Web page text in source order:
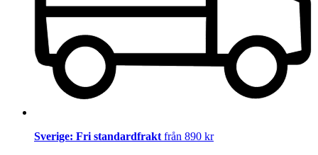
Sverige: Fri standardfrakt från 890 kr